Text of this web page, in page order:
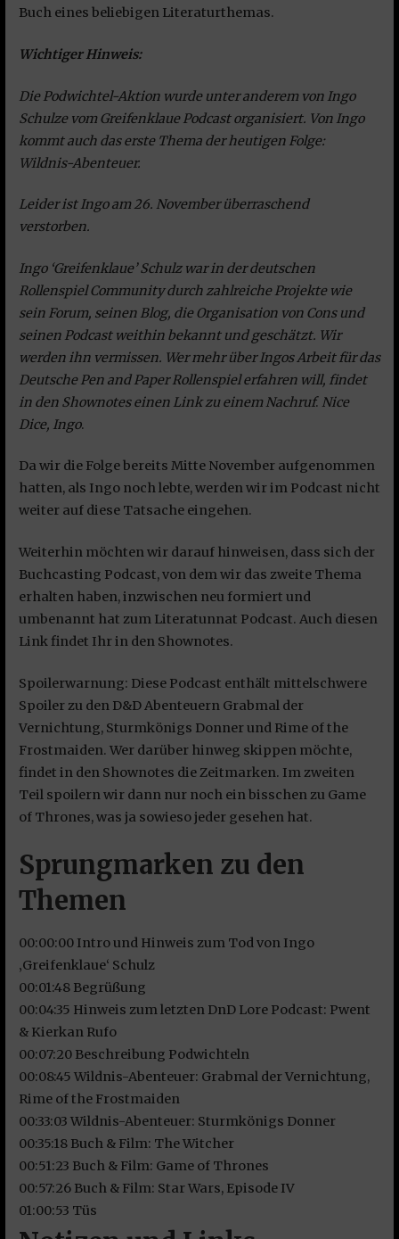
Buch eines beliebigen Literaturthemas.
Wichtiger Hinweis:
Die Podwichtel-Aktion wurde unter anderem von Ingo
Schulze vom Greifenklaue Podcast organisiert. Von Ingo
kommt auch das erste Thema der heutigen Folge:
Wildnis-Abenteuer.
Leider ist Ingo am 26. November überraschend
verstorben.
Ingo ‘Greifenklaue’ Schulz war in der deutschen
Rollenspiel Community durch zahlreiche Projekte wie
sein Forum, seinen Blog, die Organisation von Cons und
seinen Podcast weithin bekannt und geschätzt. Wir
werden ihn vermissen. Wer mehr über Ingos Arbeit für das
Deutsche Pen and Paper Rollenspiel erfahren will, findet
in den Shownotes einen Link zu einem Nachruf.Nice
Dice, Ingo.
Da wir die Folge bereits Mitte November aufgenommen
hatten, als Ingo noch lebte, werden wir im Podcast nicht
weiter auf diese Tatsache eingehen.
Weiterhin möchten wir darauf hinweisen, dass sich der
Buchcasting Podcast, von dem wir das zweite Thema
erhalten haben, inzwischen neu formiert und
umbenannt hat zum Literatunnat Podcast. Auch diesen
Link findet Ihr in den Shownotes.
Spoilerwarnung: Diese Podcast enthält mittelschwere
Spoiler zu den D&D Abenteuern Grabmal der
Vernichtung, Sturmkönigs Donner und Rime of the
Frostmaiden. Wer darüber hinweg skippen möchte,
findet in den Shownotes die Zeitmarken. Im zweiten
Teil spoilern wir dann nur noch ein bisschen zu Game
of Thrones, was ja sowieso jeder gesehen hat.
Sprungmarken zu den
Themen
00:00:00 Intro und Hinweis zum Tod von Ingo
‚Greifenklaue‘ Schulz
00:01:48 Begrüßung
00:04:35 Hinweis zum letzten DnD Lore Podcast: Pwent
& Kierkan Rufo
00:07:20 Beschreibung Podwichteln
00:08:45 Wildnis-Abenteuer: Grabmal der Vernichtung,
Rime of the Frostmaiden
00:33:03 Wildnis-Abenteuer: Sturmkönigs Donner
00:35:18 Buch & Film: The Witcher
00:51:23 Buch & Film: Game of Thrones
00:57:26 Buch & Film: Star Wars, Episode IV
01:00:53 Tüs